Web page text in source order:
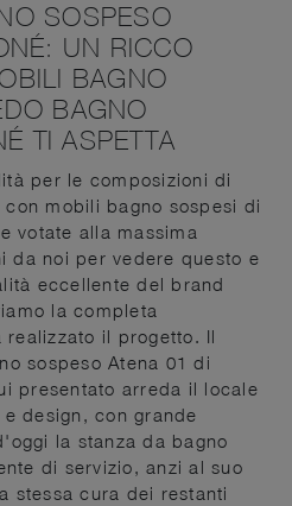
SOSPESO
UN RICCO
BAGNO
BAGNO
TI ASPETTA
per le composizioni di
mobili bagno sospesi di
votate alla massima
da noi per vedere questo e
eccellente del brand
la completa
realizzato il progetto. Il
sospeso Atena 01 di
presentato arreda il locale
design, con grande
la stanza da bagno
di servizio, anzi al suo
stessa cura dei restanti